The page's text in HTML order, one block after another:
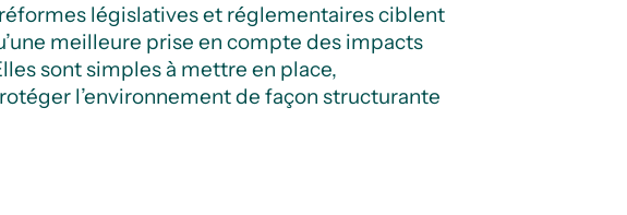
législatives et réglementaires ciblent
meilleure prise en compte des impacts
sont simples à mettre en place,
l’environnement de façon structurante